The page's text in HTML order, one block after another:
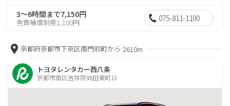
3～6時間まで7,150円
免責補償制度1,100円 075-811-1100
京都府京都市下京区南門前町から 2610m
トヨタレンタカー西八条
京都市南区吉祥院向田東町16